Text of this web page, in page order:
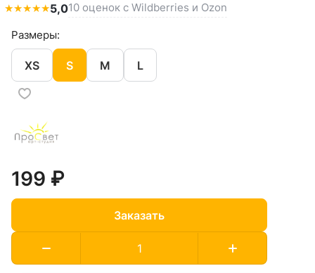
★★★★★5,010 оценок с Wildberries и Ozon
Размеры:
XS S M L
199 ₽
Заказать